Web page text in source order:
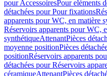
pour AccessoiresPour eléments
détachées pour Pour fixations
apparents pour WC, en matière
Réservoirs apparents pour WC,
synthétiqueAttenantPièces
moyenne positionPièces
positionRéservoirs apparents
détachées pour Réservoirs
céramiqueAttenantPièces